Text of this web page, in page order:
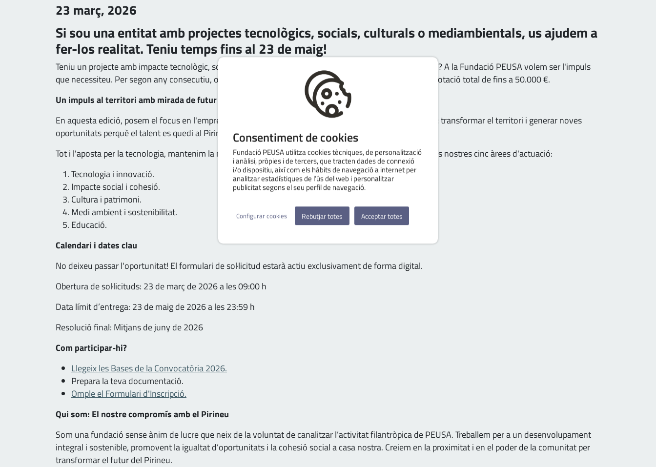
23 març, 2026
Si sou una entitat amb projectes tecnològics, socials, culturals o mediambientals, us ajudem a
fer-los realitat. Teniu temps fins al 23 de maig!
Teniu un projecte amb impacte tecnològic, social, cultural,
mediambiental o educatiu a l’Alt Pirineu i Aran? A la Fundació PEUSA volem ser l'impuls
que necessiteu. Per segon any consecutiu, obrim la nostra convocatòria d’ajuts per a entitats amb una dotació total de fins a 50.000 €.
Un impuls al territori amb mirada de futur
En aquesta edició, posem el focus en l'emprenedoria i la innovació tecnològica. El nostre objectiu és clar: transformar el territori i generar noves
oportunitats perquè el talent es quedi al Pirineu.
Tot i l'aposta per la tecnologia, mantenim la nostra essència transversal. Donem suport a iniciatives en les nostres cinc àrees d'actuació:
Tecnologia i innovació.
Impacte social i cohesió.
Cultura i patrimoni.
Medi ambient i sostenibilitat.
Educació.
Calendari i dates clau
No deixeu passar l'oportunitat! El formulari de sol·licitud estarà actiu exclusivament de forma digital.
Obertura de sol·licituds: 23 de març de 2026 a les 09:00 h
Data límit d’entrega: 23 de maig de 2026 a les 23:59 h
Resolució final: Mitjans de juny de 2026
Com participar-hi?
Llegeix les Bases de la Convocatòria 2026.
Prepara la teva documentació.
Omple el Formulari d'Inscripció.
Qui som: El nostre compromís amb el Pirineu
Som una fundació sense ànim de lucre que neix de la voluntat de canalitzar l’activitat filantròpica de PEUSA. Treballem per a un desenvolupament
integral i sostenible, promovent la igualtat d’oportunitats i la cohesió social a casa nostra. Creiem en la proximitat i en el poder de la comunitat per
transformar el futur del Pirineu.
Consentiment de cookies
Fundació PEUSA utilitza cookies tècniques, de personalització
i anàlisi, pròpies i de tercers, que tracten dades de connexió
i/o dispositiu, així com els hàbits de navegació a internet per
analitzar estadístiques de l’ús del web i personalitzar
publicitat segons el seu perfil de navegació.
Configurar cookies Rebutjar totes Acceptar totes